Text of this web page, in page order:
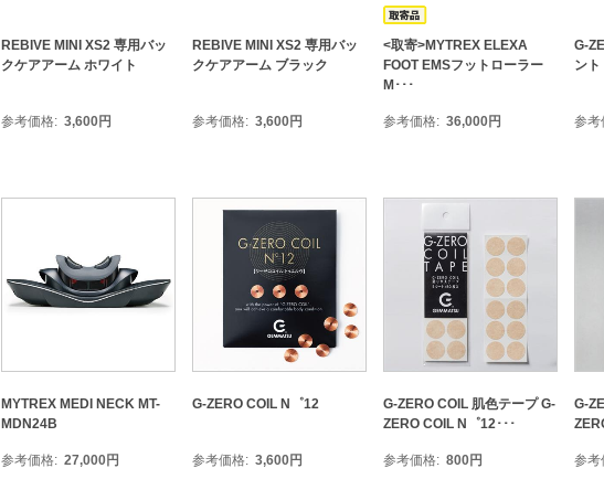
REBIVE MINI XS2 専用バッ
クケアアーム ホワイト
参考価格 3,600円
REBIVE MINI XS2 専用バッ
クケアアーム ブラック
参考価格 3,600円
<取寄>MYTREX ELEXA
FOOT EMSフットローラー
M･･･
参考価格 36,000円
G-
ン
参考
MYTREX MEDI NECK MT-
MDN24B
参考価格 27,000円
G-ZERO COIL N゜12
参考価格 3,600円
G-ZERO COIL 肌色テープ G-
ZERO COIL N゜12･･･
参考価格 800円
G-
参考